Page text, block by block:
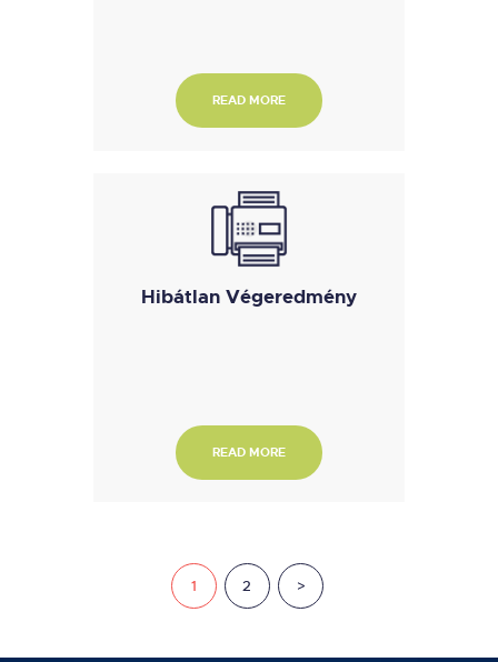
READ MORE
Hibátlan Végeredmény
READ MORE
Bejegyzések
lapozása
PAGE
1 PAGE
2 >